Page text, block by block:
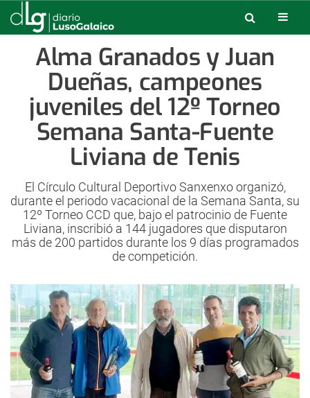
Alma Granados y Juan
Dueñas, campeones
juveniles del 12º Torneo
Semana Santa-Fuente
Liviana de Tenis
El Círculo Cultural Deportivo Sanxenxo organizó,
durante el periodo vacacional de la Semana Santa, su
12º Torneo CCD que, bajo el patrocinio de Fuente
Liviana, inscribió a 144 jugadores que disputaron
más de 200 partidos durante los 9 días programados
de competición.